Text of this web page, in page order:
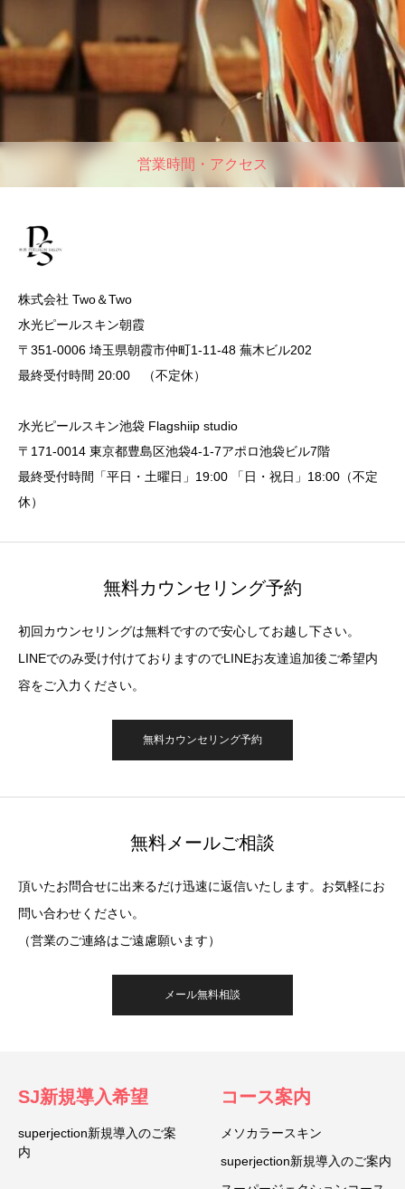
営業時間・アクセス
株式会社 Two＆Two
水光ピールスキン朝霞
〒351-0006 埼玉県朝霞市仲町1-11-48 蕪木ビル202
最終受付時間 20:00 （不定休）
水光ピールスキン池袋 Flagshiip studio
〒171-0014 東京都豊島区池袋4-1-7アポロ池袋ビル7階
最終受付時間「平日・土曜日」19:00 「日・祝日」18:00（不定
休）
無料カウンセリング予約
初回カウンセリングは無料ですので安心してお越し下さい。
LINEでのみ受け付けておりますのでLINEお友達追加後ご希望内
容をご入力ください。
無料カウンセリング予約
無料メールご相談
頂いたお問合せに出来るだけ迅速に返信いたします。お気軽にお
問い合わせください。
（営業のご連絡はご遠慮願います）
メール無料相談
SJ新規導入希望
superjection新規導入のご案
内
コース案内
メソカラースキン
superjection新規導入のご案内